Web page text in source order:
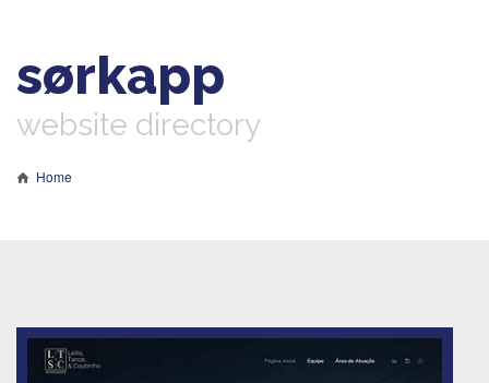
sørkapp
website directory
Home